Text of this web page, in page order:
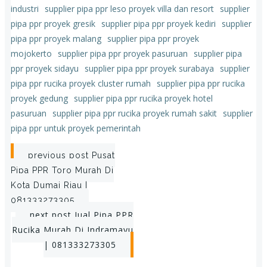
industri
supplier pipa ppr leso proyek villa dan resort supplier
pipa ppr proyek gresik supplier pipa ppr proyek kediri
supplier
pipa ppr proyek malang supplier pipa ppr proyek
mojokerto
supplier pipa ppr proyek pasuruan
supplier pipa
ppr proyek sidayu
supplier pipa ppr proyek surabaya
supplier
pipa ppr rucika proyek cluster rumah
supplier pipa ppr rucika
proyek gedung supplier pipa ppr rucika proyek hotel
pasuruan
supplier pipa ppr rucika proyek rumah sakit supplier
pipa ppr untuk proyek pemerintah
Post
navigation
previous post Pusat
Pipa PPR Toro Murah Di
Kota Dumai Riau |
081333273305
Post
navigation
next post Jual Pipa PPR
Rucika Murah Di Indramayu
| 081333273305